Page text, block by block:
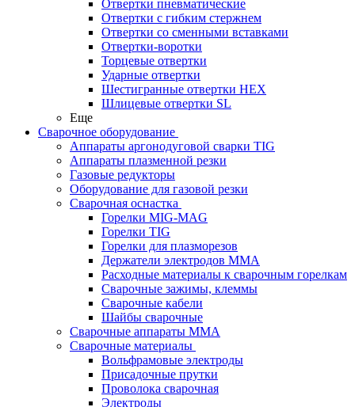
Отвертки пневматические
Отвертки с гибким стержнем
Отвертки со сменными вставками
Отвертки-воротки
Торцевые отвертки
Ударные отвертки
Шестигранные отвертки HEX
Шлицевые отвертки SL
Еще
Сварочное оборудование
Аппараты аргонодуговой сварки TIG
Аппараты плазменной резки
Газовые редукторы
Оборудование для газовой резки
Сварочная оснастка
Горелки MIG-MAG
Горелки TIG
Горелки для плазморезов
Держатели электродов ММА
Расходные материалы к сварочным горелкам
Сварочные зажимы, клеммы
Сварочные кабели
Шайбы сварочные
Сварочные аппараты MMA
Сварочные материалы
Вольфрамовые электроды
Присадочные прутки
Проволока сварочная
Электроды